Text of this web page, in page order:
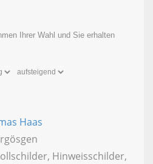
Ihrer Wahl und Sie erhalten
Haas
Hinweisschilder,